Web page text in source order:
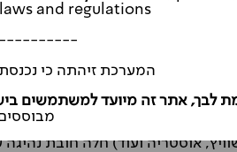
המותאמים לנהיגה בחורף, אבל
לגרור קנס של עד אלפי קרונות
בצמיגים המותאמים לנהיגה
אוסטריה ועוד) חלה חובת
and regulations
המערכת זיהתה כי
לבך, אתר זה מיועד למשתמשים